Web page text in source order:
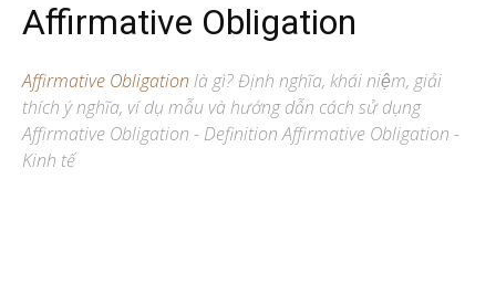
Affirmative Obligation
Affirmative Obligation là gì? Định nghĩa, khái niệm, giải
thích ý nghĩa, ví dụ mẫu và hướng dẫn cách sử dụng
Affirmative Obligation - Definition Affirmative Obligation -
Kinh tế